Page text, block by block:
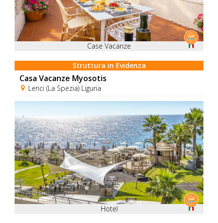
Case Vacanze
Struttura in Evidenza
Casa Vacanze Myosotis
Lerici (La Spezia) Liguria
Hotel